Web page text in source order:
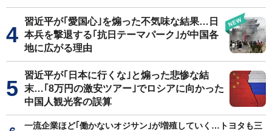
習近平が｢愛国心｣を煽った不気味な結果…日
本兵を撃退する｢抗日テーマパーク｣が中国各
地に広がる理由
習近平が｢日本に行くな｣と煽った悲惨な結
末…｢8万円の激安ツアー｣でロシアに向かった
中国人観光客の誤算
一流企業ほど｢働かないオジサン｣が増殖していく…トヨタも三